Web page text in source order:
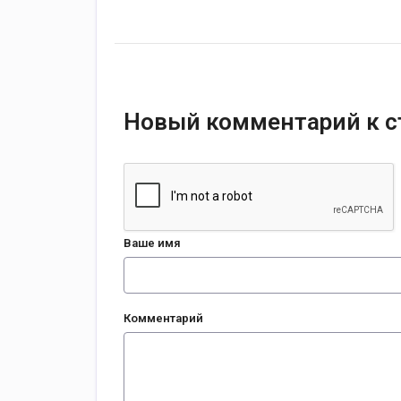
Новый комментарий к
Ваше имя
Комментарий